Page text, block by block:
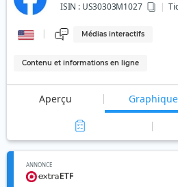
ISIN :US30303M1027
Médias interactifs
Contenu et informations en ligne
Aperçu Graphique
ANNONCE